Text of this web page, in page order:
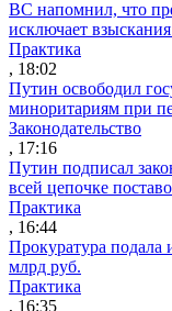
ВС напомнил, что
исключает
Практика
, 18:02
Путин освободил
миноритариям при
Законодательство
, 17:16
Путин подписал
всей цепочке
Практика
, 16:44
Прокуратура подала
млрд руб.
Практика
, 16:35